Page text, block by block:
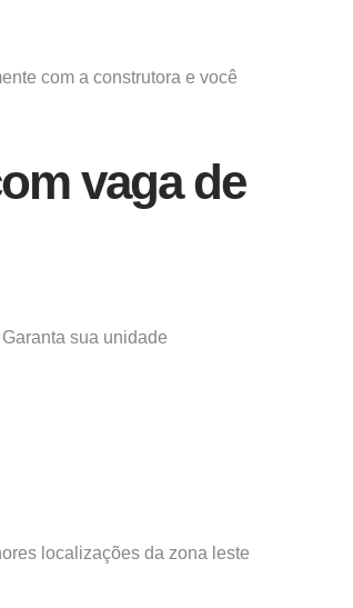
com a construtora e você
vaga de
sua unidade
localizações da zona leste